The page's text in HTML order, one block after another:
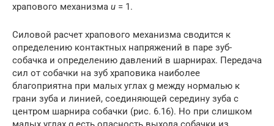
храпового механизма u = 1.
Силовой расчет храпового механизма сводится к
определению контактных напряжений в паре зуб-
собачка и определению давлений в шарнирах. Передача
сил от собачки на зуб храповика наиболее
благоприятна при малых углах g между нормалью к
грани зуба и линией, соединяющей середину зуба с
центром шарнира собачки (рис. 6.16). Но при слишком